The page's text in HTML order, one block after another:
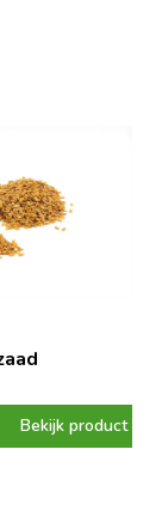
Bekijk product